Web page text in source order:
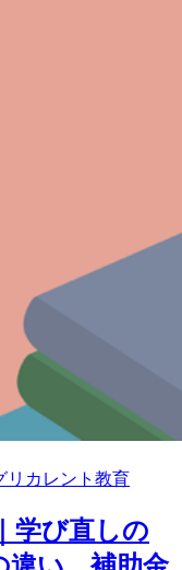
リカレント教育
学び直しの